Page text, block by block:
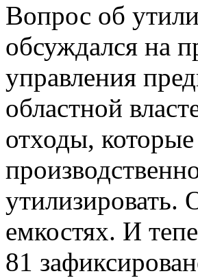
Вопрос об
обсуждался на
управления
областной
отходы,
утилизировать.
емкостях. И
81